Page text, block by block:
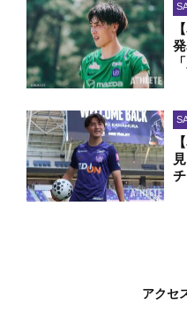
アクセ